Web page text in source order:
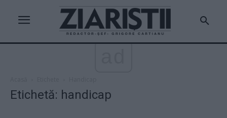
Etichetă: handicap